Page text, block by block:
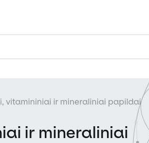
vitamininiai ir mineraliniai papildai
ir mineraliniai